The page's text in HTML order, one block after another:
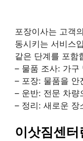
포장이사는 고객
동시키는 서비스
같은 단계를 포함
– 물품 조사: 가구
– 포장: 물품을 안
– 운반: 전문 차량
– 정리: 새로운 장
이삿짐센터